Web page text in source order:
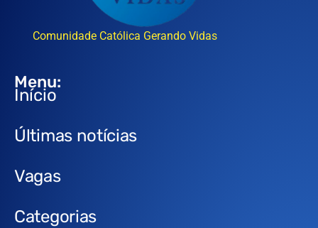
Comunidade Católica Gerando Vidas
Menu:
Início
Últimas notícias
Vagas
Categorias